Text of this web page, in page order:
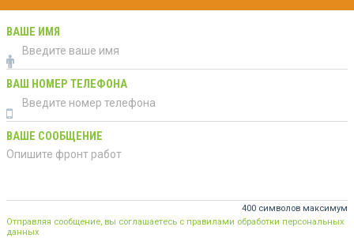
ВАШЕ ИМЯ
ВАШ НОМЕР ТЕЛЕФОНА
ВАШЕ СООБЩЕНИЕ
400 символов максимум
Отправляя сообщение, вы соглашаетесь с правилами обработки персональных
данных